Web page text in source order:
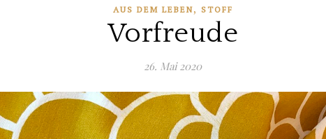
AUS DEM LEBEN, STOFF
Vorfreude
26. Mai 2020